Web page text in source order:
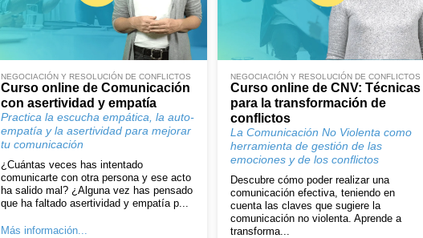
NEGOCIACIÓN Y RESOLUCIÓN DE CONFLICTOS
Curso online de Comunicación
con asertividad y empatía
Practica la escucha empática, la auto-
empatía y la asertividad para mejorar
tu comunicación
¿Cuántas veces has intentado
comunicarte con otra persona y ese acto
ha salido mal? ¿Alguna vez has pensado
que ha faltado asertividad y empatía p...
Más información...
NEGOCIACIÓN Y RESOLUCIÓN DE CONFLICTOS
Curso online de CNV: Técnicas
para la transformación de
conflictos
La Comunicación No Violenta como
herramienta de gestión de las
emociones y de los conflictos
Descubre cómo poder realizar una
comunicación efectiva, teniendo en
cuenta las claves que sugiere la
comunicación no violenta. Aprende a
transforma...